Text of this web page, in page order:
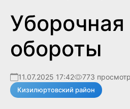
обороты
11.07.2025 17:42 773
Кизилюртовский район